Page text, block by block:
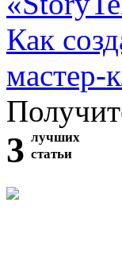
Как
3 лучших
статьи